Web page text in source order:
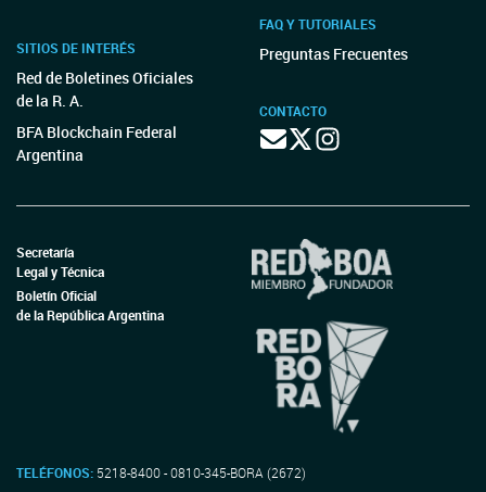
SITIOS DE INTERÉS
Red de Boletines Oficiales
de la R. A.
BFA Blockchain Federal
Argentina
FAQ Y TUTORIALES
Preguntas Frecuentes
CONTACTO
Secretaría
Legal y Técnica
Boletín Oficial
de la República Argentina
TELÉFONOS: 5218-8400 - 0810-345-BORA (2672)